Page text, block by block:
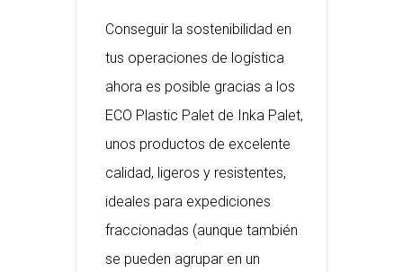
Conseguir la sostenibilidad en
tus operaciones de logística
ahora es posible gracias a los
ECO Plastic Palet de Inka Palet,
unos productos de excelente
calidad, ligeros y resistentes,
ideales para expediciones
fraccionadas (aunque también
se pueden agrupar en un